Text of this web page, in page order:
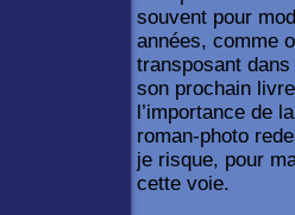
souvent pour
années, comme
transposant
son prochain
l’importance de
roman-photo
je risque, pour
cette voie.